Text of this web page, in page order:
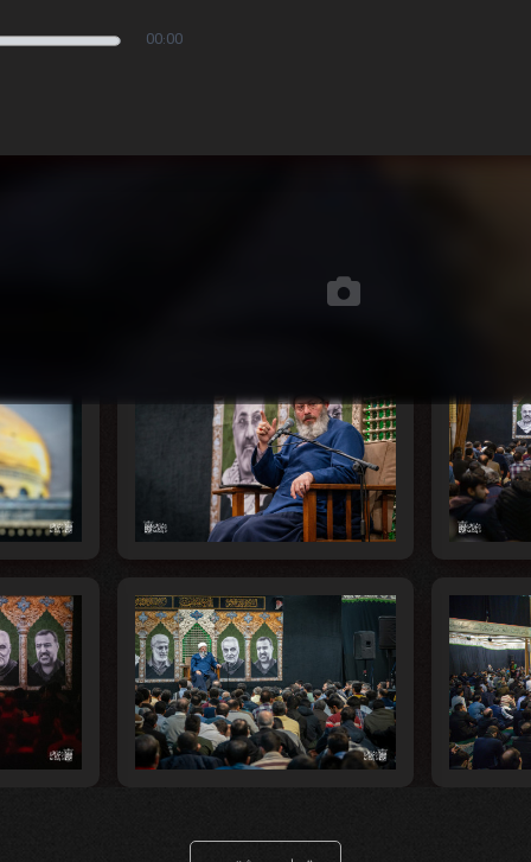
00:00